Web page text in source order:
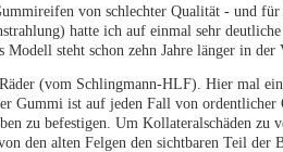
von schlechter Qualität - und
hatte ich auf einmal sehr
Modell steht schon zehn Jahre länger in der
(vom Schlingmann-HLF). Hier mal
Gummi ist auf jeden Fall von
zu befestigen. Um Kollateralschäden zu
den alten Felgen den sichtbaren Teil